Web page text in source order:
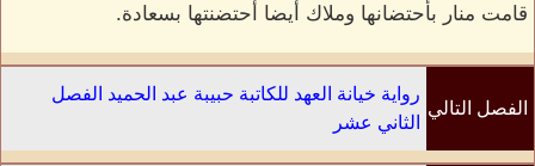
قامت منار بأحتضانها وملاك أيضا أحتضنتها بسعادة.
الفصل التالي
رواية خيانة العهد للكاتبة حبيبة عبد الحميد الفصل
الثاني عشر